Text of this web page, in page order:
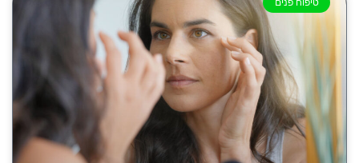
טיפוח פנים